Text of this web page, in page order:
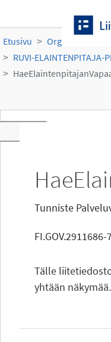
Etusivu Organisaatiot
RUVI-ELAINTENPITAJA-
Tunniste
Tälle
yhtään näkymää.